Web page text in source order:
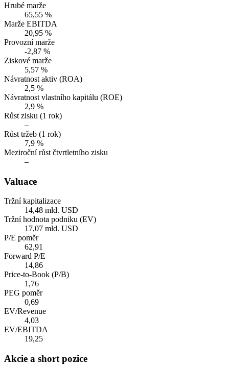
Hrubé marže
65,55 %
Marže EBITDA
20,95 %
Provozní marže
-2,87 %
Ziskové marže
5,57 %
Návratnost aktiv (ROA)
2,5 %
Návratnost vlastního kapitálu (ROE)
2,9 %
Růst zisku (1 rok)
–
Růst tržeb (1 rok)
7,9 %
Meziroční růst čtvrtletního zisku
–
Valuace
Tržní kapitalizace
14,48 mld. USD
Tržní hodnota podniku (EV)
17,07 mld. USD
P/E poměr
62,91
Forward P/E
14,86
Price-to-Book (P/B)
1,76
PEG poměr
0,69
EV/Revenue
4,03
EV/EBITDA
19,25
Akcie a short pozice